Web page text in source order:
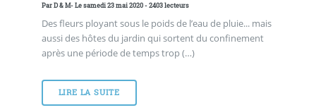
ParD & M- Le samedi 23 mai 2020 - 2403 lecteurs
Des fleurs ployant sous le poids de l’eau de pluie... mais
aussi des hôtes du jardin qui sortent du confinement
après une période de temps trop (…)
LIRE LA SUITE